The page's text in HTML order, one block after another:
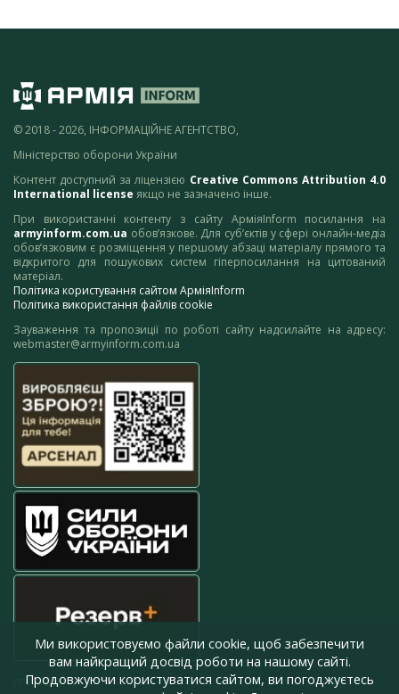
© 2018 - 2026, ІНФОРМАЦІЙНЕ АГЕНТСТВО,
Міністерство оборони України
Контент доступний за ліцензією Creative Commons Attribution 4.0
International license якщо не зазначено інше.
При використанні контенту з сайту АрміяInform посилання на
armyinform.com.ua обов’язкове. Для суб’єктів у сфері онлайн-медіа
обов’язковим є розміщення у першому абзаці матеріалу прямого та
відкритого для пошукових систем гіперпосилання на цитований
матеріал.
Політика користування сайтом АрміяInform
Політика використання файлів cookie
Зауваження та пропозиції по роботі сайту надсилайте на адресу:
webmaster@armyinform.com.ua
press@armyinform.com.ua
Ми використовуємо файли cookie, щоб забезпечити
вам найкращий досвід роботи на нашому сайті.
Продовжуючи користуватися сайтом, ви погоджуєтесь